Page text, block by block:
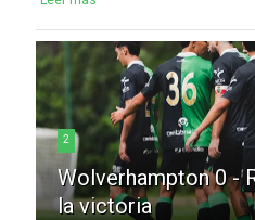
2
Wolverhampton 0 -
la victoria